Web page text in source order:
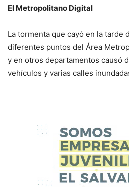
El Metropolitano Digital
La tormenta que cayó en la tarde
diferentes puntos del Área
y en otros departamentos causó
vehículos y varias calles